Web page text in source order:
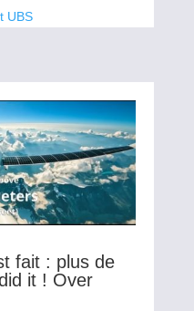
UBS
fait : plus de
it ! Over